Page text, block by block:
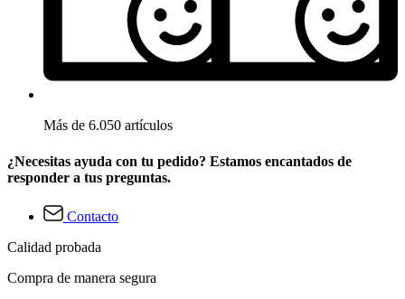
Más de 6.050 artículos
¿Necesitas ayuda con tu pedido? Estamos encantados de
responder a tus preguntas.
Contacto
Calidad probada
Compra de manera segura